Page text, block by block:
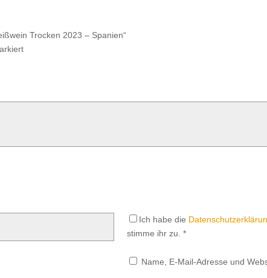
Trocken 2023 – Spanien“
Ich habe die
stimme ihr zu. *
Name, E-Mail-Adresse und